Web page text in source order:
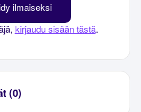
ilmaiseksi
kirjaudu sisään tästä.
(0)